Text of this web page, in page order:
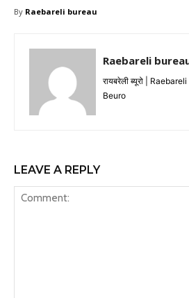
By Raebareli bureau
Raebareli
रायबरेली ब्यूरो |
Beuro
LEAVE A REPLY